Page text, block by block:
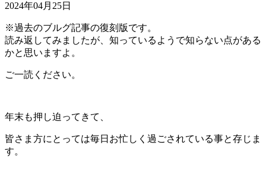
2024年04月25日
※過去のブルグ記事の復刻版です。
読み返してみましたが、知っているようで知らない点がある
かと思いますよ。
ご一読ください。
年末も押し迫ってきて、
皆さま方にとっては毎日お忙しく過ごされている事と存じま
す。